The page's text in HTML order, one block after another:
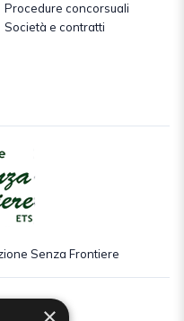
Procedure concorsuali
Società e contratti
Senza Frontiere